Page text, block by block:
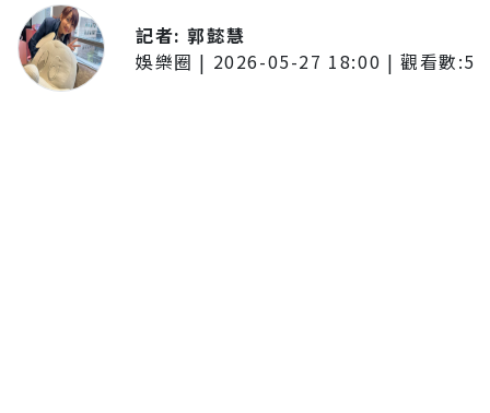
記者:郭懿慧
娛樂圈 | 2026-05-27 18:00 | 觀看數:5